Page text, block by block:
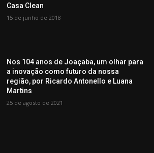
Casa Clean
15 de junho de 2018
Nos 104 anos de Joaçaba, um olhar para
a inovação como futuro da nossa
região, por Ricardo Antonello e Luana
Martins
25 de agosto de 2021